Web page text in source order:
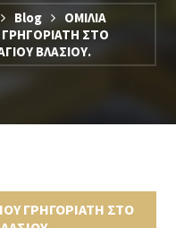
Blog
ΟΜΙΛΙΑ
ΣΤΟ
ΒΛΑΣΙΟΥ.
ΓΡΗΓΟΡΙΑΤΗ ΣΤΟ